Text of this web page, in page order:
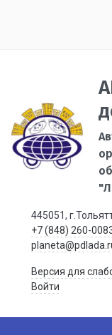
445051,
+7 (848) 260-
Версия для
Войти